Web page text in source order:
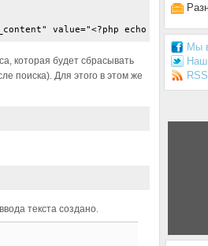
value="<?php echo
которая будет сбрасывать
поиска). Для этого в этом же
текста создано.
Мы
Наш